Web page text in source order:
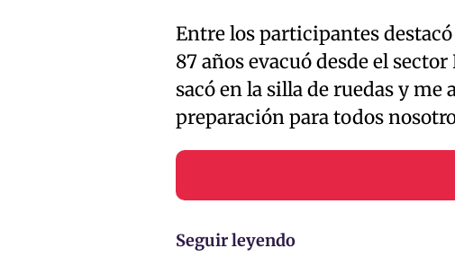
Entre los participantes destacó
87 años evacuó desde el
sacó en la silla de ruedas y me
preparación para todos
Seguir leyendo